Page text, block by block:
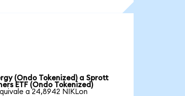
(Ondo Tokenized) a Sprott
ETF (Ondo Tokenized)
a 24,8942 NIKLon